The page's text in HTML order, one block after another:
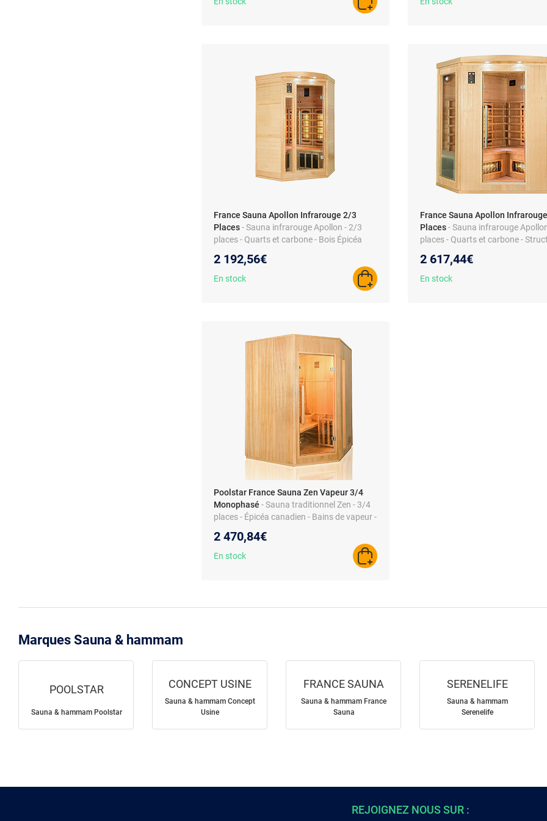
AJOUTER AU PANIER
France Sauna Apollon Infrarouge 2/3
Places- Sauna infrarouge Apollon - 2/3
places - Quarts et carbone - Bois Épicéa
2 192,56€
En stock
AJOUTER AU PANIER
France Sauna Apollon
Places- Sauna infrarouge
places - Quarts et carbone -
2 617,44€
En stock
Poolstar France Sauna Zen Vapeur 3/4
Monophasé - Sauna traditionnel Zen - 3/4
places - Épicéa canadien - Bains de vapeur -
2 470,84€
En stock
AJOUTER AU PANIER
Marques Sauna & hammam
POOLSTAR
Sauna & hammam Poolstar
CONCEPT USINE
Sauna & hammam Concept
Usine
FRANCE SAUNA
Sauna & hammam France
Sauna
SERENELIFE
Sauna & hammam
Serenelife
REJOIGNEZ NOUS SUR :